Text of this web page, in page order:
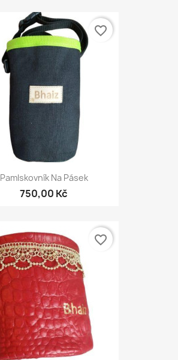
Pamlskovník Na Pásek
750,00 Kč
favorite_border
favorite_border